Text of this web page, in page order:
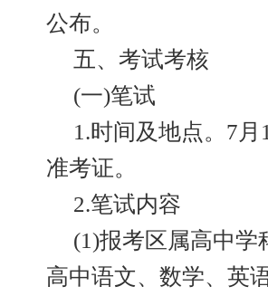
公布。
五、考试考核
(一)笔试
1.时间及地点。7
准考证。
2.笔试内容
(1)报考区属高中
高中语文、数学、英